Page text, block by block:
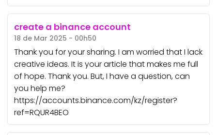
create a binance account
18 de Mar 2025 - 00h50
Thank you for your sharing. I am worried that I lack
creative ideas. It is your article that makes me full
of hope. Thank you. But, I have a question, can
you help me?
https://accounts.binance.com/kz/register?
ref=RQUR4BEO